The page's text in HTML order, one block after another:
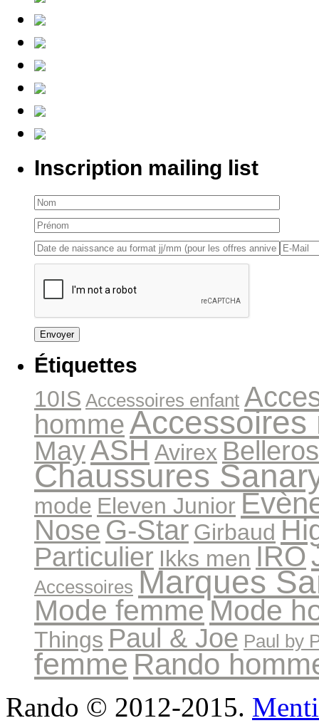
Inscription mailing list
Étiquettes
10IS Accessoires enfant
hommeAccessoires
MayASHAvirex
Chaussures
mode Eleven Junior
Nose G-Star Girbaud
Particulier Ikks men IRO
Accessoires Marques
Mode femmeMode
Things Paul & Joe Paul by
femme Rando
Rando © 2012-2015.